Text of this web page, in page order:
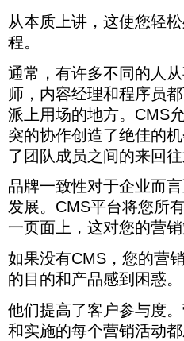
种
商
业
业
或
类
型。
目
标。
者
根
本
需
要
任
何
编
码
知
识。
不
应
试
强
迫
其
所
有
内
容
适
合
多
个
道。
从本质上讲，这使您轻
程。
通常，有许多不同的人
师，内容经理和程序员
派上用场的地方。CMS
突的协作创造了绝佳的
了团队成员之间的来回
品牌一致性对于企业而
发展。CMS平台将您所
一页面上，这对您的营
如果没有CMS，您的营
的目的和产品感到困惑。
他们提高了客户参与度
和实施的每个营销活动